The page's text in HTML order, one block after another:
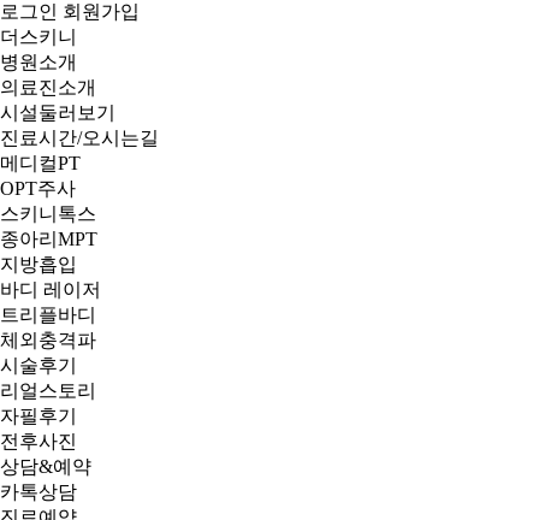
로그인 회원가입
더스키니
병원소개
의료진소개
시설둘러보기
진료시간/오시는길
메디컬PT
OPT주사
스키니톡스
종아리MPT
지방흡입
바디 레이저
트리플바디
체외충격파
시술후기
리얼스토리
자필후기
전후사진
상담&예약
카톡상담